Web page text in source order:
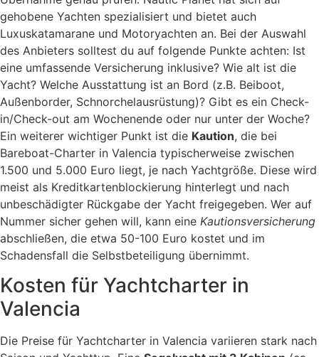
gehobene Yachten spezialisiert und bietet auch
Luxuskatamarane und Motoryachten an. Bei der Auswahl
des Anbieters solltest du auf folgende Punkte achten: Ist
eine umfassende Versicherung inklusive? Wie alt ist die
Yacht? Welche Ausstattung ist an Bord (z.B. Beiboot,
Außenborder, Schnorchelausrüstung)? Gibt es ein Check-
in/Check-out am Wochenende oder nur unter der Woche?
Ein weiterer wichtiger Punkt ist die Kaution, die bei
Bareboat-Charter in Valencia typischerweise zwischen
1.500 und 5.000 Euro liegt, je nach Yachtgröße. Diese wird
meist als Kreditkartenblockierung hinterlegt und nach
unbeschädigter Rückgabe der Yacht freigegeben. Wer auf
Nummer sicher gehen will, kann eine Kautionsversicherung
abschließen, die etwa 50-100 Euro kostet und im
Schadensfall die Selbstbeteiligung übernimmt.
Kosten für Yachtcharter in
Valencia
Die Preise für Yachtcharter in Valencia variieren stark nach